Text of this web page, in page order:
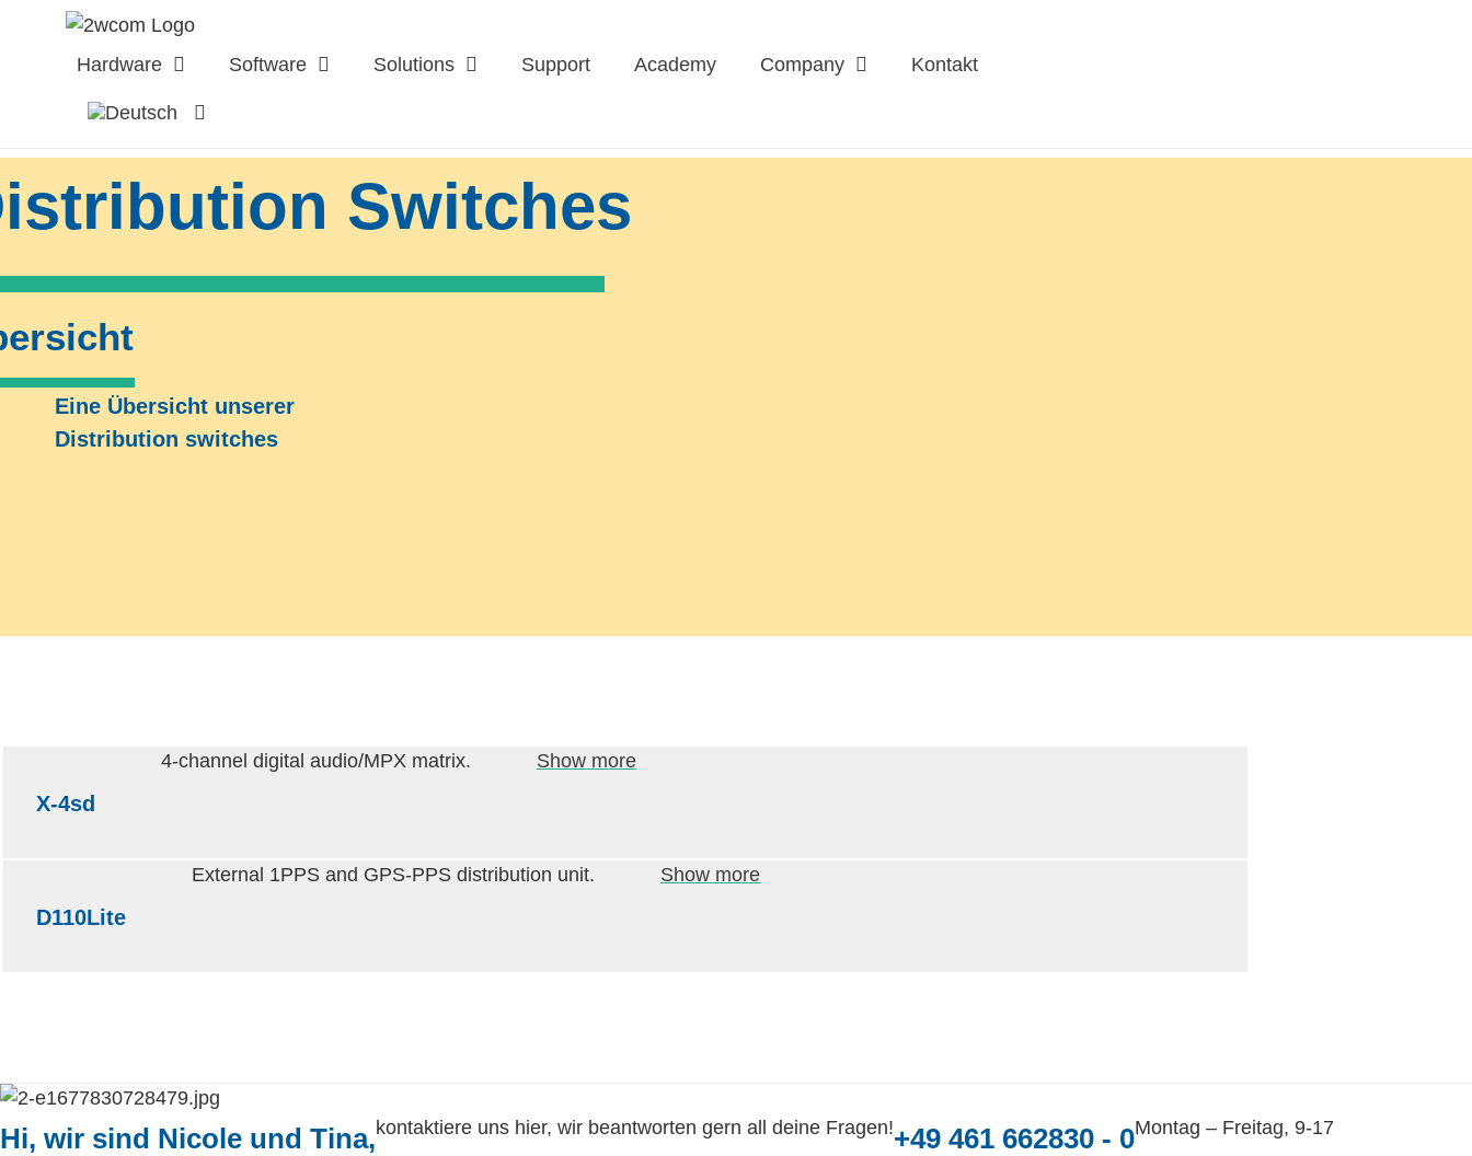
Hardware Software Solutions Support Academy Company Kontakt
Switches
Eine Übersicht unserer
Distribution switches
X-4sd
4-channel digital audio/MPX matrix. Show more
D110Lite
External 1PPS and GPS-PPS distribution unit. Show more
Hi, wir sind Nicole und Tina,kontaktiere uns hier, wir beantworten gern all deine Fragen!+49 461 662830 - 0Montag – Freitag, 9-17